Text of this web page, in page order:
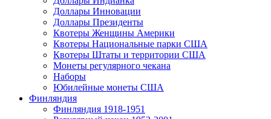
Доллары Инновации
Доллары Президенты
Квотеры Женщины Америки
Квотеры Национальные парки США
Квотеры Штаты и территории США
Монеты регулярного чекана
Наборы
Юбилейные монеты США
Финляндия
Финляндия 1918-1951